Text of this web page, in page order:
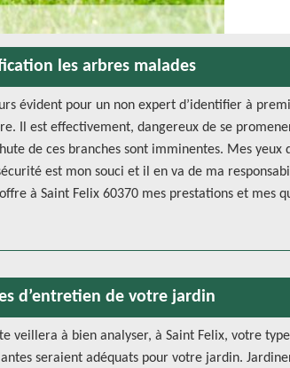
les arbres malades
évident pour un non expert d’identifier à
Il est effectivement, dangereux de se
de ces branches sont imminentes. Mes yeux
est mon souci et il en va de ma
à Saint Felix 60370 mes prestations et mes
d’entretien de votre jardin
veillera à bien analyser, à Saint Felix, votre
seraient adéquats pour votre jardin.